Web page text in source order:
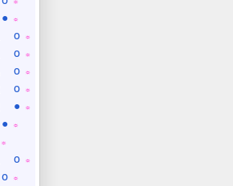
☼
●
☼
o
☼
o
☼
o
☼
o
☼
●
☼
●
☼
☼
o
☼
o